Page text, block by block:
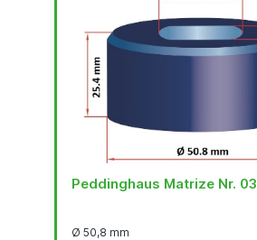
Peddinghaus Matrize Nr. 03
Ø 50,8 mm